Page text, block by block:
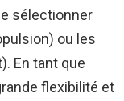
sélectionner
ou les
En tant que
flexibilité et